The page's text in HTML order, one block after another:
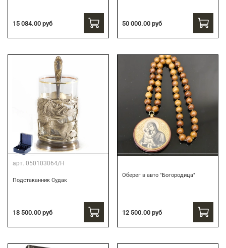
15 084.00 руб 50 000.00 руб
арт. 050103064/Н
Подстаканник Судак
18 500.00 руб
Оберег в авто "Богородица"
12 500.00 руб